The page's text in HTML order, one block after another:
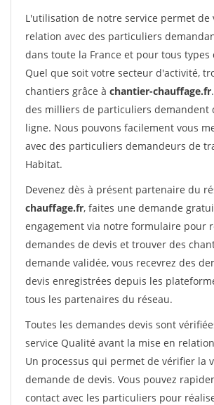
L'utilisation de notre service permet de
relation avec des particuliers
dans toute la France et pour tous types
Quel que soit votre secteur d'activité,
chantiers grâce à chantier-chauffage.fr
des milliers de particuliers demandent
ligne. Nous pouvons facilement vous
avec des particuliers demandeurs de
Habitat.
Devenez dès à présent partenaire du
chauffage.fr, faites une demande
engagement via notre formulaire pour
demandes de devis et trouver des
demande validée, vous recevrez des
devis enregistrées depuis les
tous les partenaires du réseau.
Toutes les demandes devis sont
service Qualité avant la mise en
Un processus qui permet de vérifier la
demande de devis. Vous pouvez
contact avec les particuliers pour